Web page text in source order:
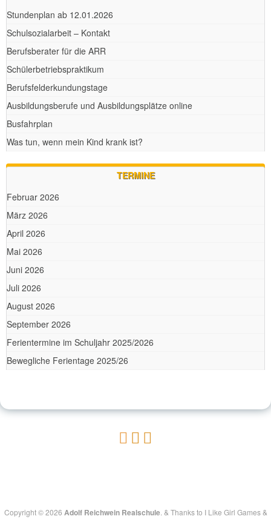
Stundenplan ab 12.01.2026
Schulsozialarbeit – Kontakt
Berufsberater für die ARR
Schülerbetriebspraktikum
Berufsfelderkundungstage
Ausbildungsberufe und Ausbildungsplätze online
Busfahrplan
Was tun, wenn mein Kind krank ist?
TERMINE
Februar 2026
März 2026
April 2026
Mai 2026
Juni 2026
Juli 2026
August 2026
September 2026
Ferientermine im Schuljahr 2025/2026
Bewegliche Ferientage 2025/26
Copyright © 2026 Adolf Reichwein Realschule. & Thanks to I Like Girl Games &